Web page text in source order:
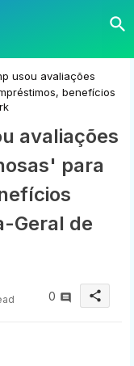
usou avaliações
benefícios
avaliações
para
Geral de
0 share